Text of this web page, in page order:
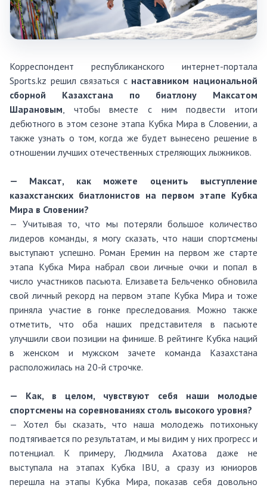
Корреспондент республиканского интернет-портала
Sports.kz решил связаться с наставником национальной
сборной Казахстана по биатлону Максатом
Шарановым, чтобы вместе с ним подвести итоги
дебютного в этом сезоне этапа Кубка Мира в Словении, а
также узнать о том, когда же будет вынесено решение в
отношении лучших отечественных стреляющих лыжников.
— Максат, как можете оценить выступление
казахстанских биатлонистов на первом этапе Кубка
Мира в Словении?
— Учитывая то, что мы потеряли большое количество
лидеров команды, я могу сказать, что наши спортсмены
выступают успешно. Роман Еремин на первом же старте
этапа Кубка Мира набрал свои личные очки и попал в
число участников пасьюта. Елизавета Бельченко обновила
свой личный рекорд на первом этапе Кубка Мира и тоже
приняла участие в гонке преследования. Можно также
отметить, что оба наших представителя в пасьюте
улучшили свои позиции на финише. В рейтинге Кубка наций
в женском и мужском зачете команда Казахстана
расположилась на 20-й строчке.
— Как, в целом, чувствуют себя наши молодые
спортсмены на соревнованиях столь высокого уровня?
— Хотел бы сказать, что наша молодежь потихоньку
подтягивается по результатам, и мы видим у них прогресс и
потенциал. К примеру, Людмила Ахатова даже не
выступала на этапах Кубка IBU, а сразу из юниоров
перешла на этапы Кубка Мира, показав себя довольно